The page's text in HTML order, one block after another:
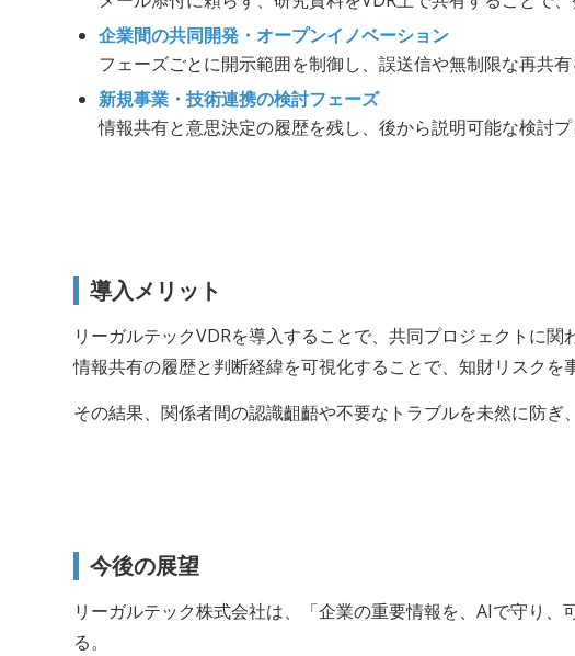
企業間の共同開発・オープンイノベーション
フェーズごとに開示範囲を制御し、誤送信や無制限な再共有
新規事業・技術連携の検討フェーズ
情報共有と意思決定の履歴を残し、後から説明可能な検討プ
導入メリット
リーガルテックVDRを導入することで、共同プロジェクトに関
情報共有の履歴と判断経緯を可視化することで、知財リスクを
その結果、関係者間の認識齟齬や不要なトラブルを未然に防ぎ
今後の展望
リーガルテック株式会社は、「企業の重要情報を、AIで守り
る。